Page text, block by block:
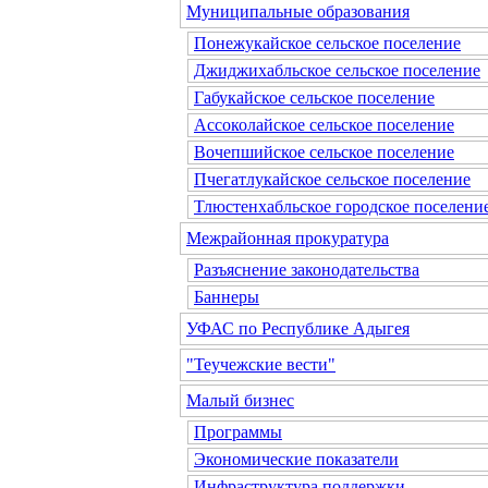
Муниципальные образования
Понежукайское сельское поселение
Джиджихабльское сельское поселение
Габукайское сельское поселение
Ассоколайское сельское поселение
Вочепшийское сельское поселение
Пчегатлукайское сельское поселение
Тлюстенхабльское городское
Межрайонная прокуратура
Разъяснение законодательства
Баннеры
УФАС по Республике Адыгея
"Теучежские вести"
Малый бизнес
Программы
Экономические показатели